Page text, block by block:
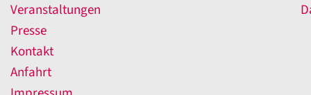
Veranstaltungen
Presse
Kontakt
Anfahrt